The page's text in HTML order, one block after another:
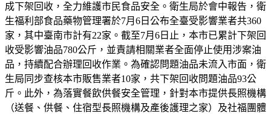
成下架回收，全力維護市民食品安全。衛生局於會中報告，衛
生福利部食品藥物管理署於7月6日公布全臺受影響業者共360
家，其中臺南市計有22家。截至7月6日止，本市已累計下架回
收受影響油品780公斤，並責請相關業者全面停止使用涉案油
品，持續配合辦理回收作業。為確認問題油品未流入市面，衛
生局同步查核本市販售業者10家，共下架回收問題油品93公
斤。此外，為落實餐飲供餐安全管理，針對本市提供長照機構
（送餐、供餐、住宿型長照機構及產後護理之家）及社福團體